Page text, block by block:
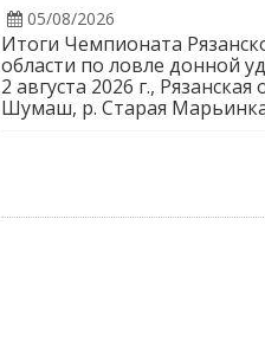
05/08/2026
Итоги Чемпионата
области по ловле донной
2 августа 2026 г., Рязанская
Шумаш, р. Старая